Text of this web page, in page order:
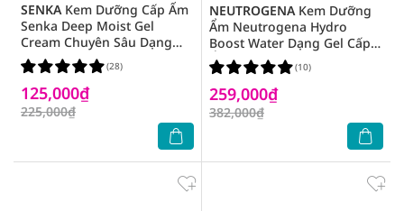
SENKAKem Dưỡng Cấp Ẩm
Senka Deep Moist Gel
Cream Chuyên Sâu Dạng
Gel 50g
125,000₫
225,000₫
(28)
NEUTROGENAKem Dưỡng
Ẩm Neutrogena Hydro
Boost Water Dạng Gel Cấp
Ẩm 50g
259,000₫
382,000₫
(10)